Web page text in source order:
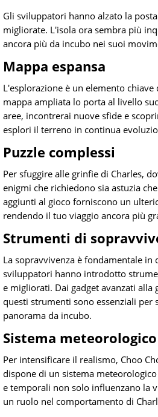
Gli sviluppatori hanno alzato la
migliorate. L'isola ora sembra più
ancora più da incubo nei suoi
Mappa espansa
L'esplorazione è un elemento chiave
mappa ampliata lo porta al livello
aree, incontrerai nuove sfide e
esplori il terreno in continua
Puzzle complessi
Per sfuggire alle grinfie di Charles,
enigmi che richiedono sia astuzia
aggiunti al gioco forniscono un
rendendo il tuo viaggio ancora più
Strumenti di
La sopravvivenza è fondamentale in
sviluppatori hanno introdotto
e migliorati. Dai gadget avanzati alla
questi strumenti sono essenziali per
panorama da incubo.
Sistema
Per intensificare il realismo, Choo
dispone di un sistema
e temporali non solo influenzano la
un ruolo nel comportamento di